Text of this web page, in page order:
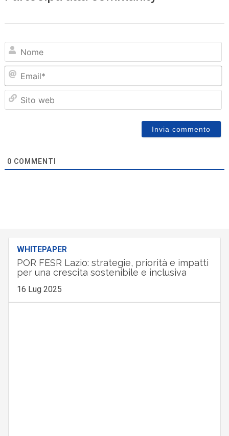
0 COMMENTI
WHITEPAPER
POR FESR Lazio: strategie, priorità e impatti
per una crescita sostenibile e inclusiva
16 Lug 2025